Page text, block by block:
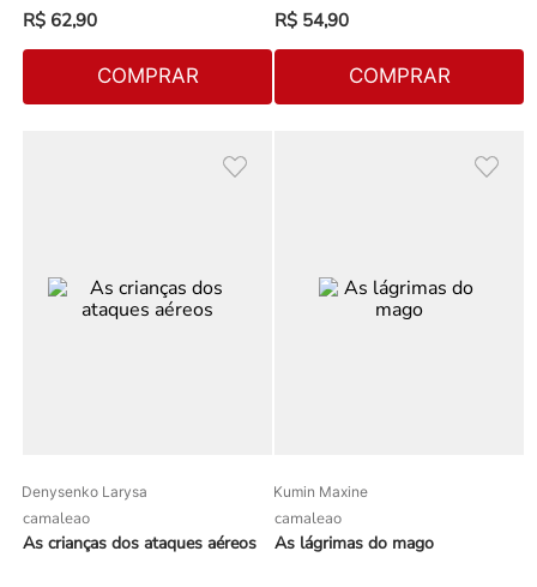
R$ 62,90
COMPRAR
R$ 54,90
COMPRAR
Denysenko Larysa
camaleao
As crianças dos ataques aéreos
Kumin Maxine
camaleao
As lágrimas do mago